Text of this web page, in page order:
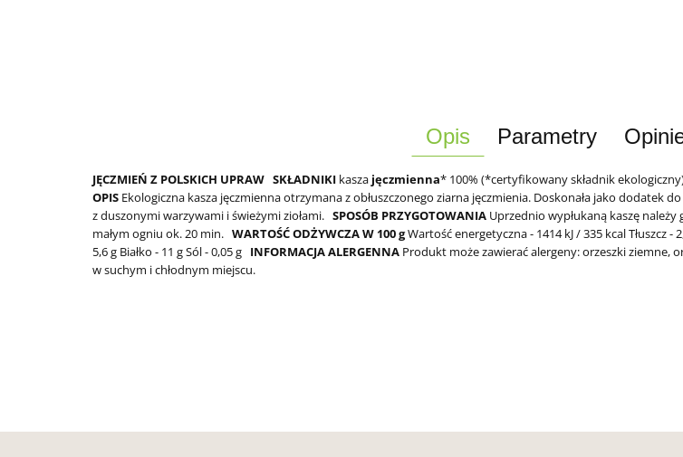
Opis Parametry
JĘCZMIEŃ Z POLSKICH UPRAW SKŁADNIKI kasza jęczmienna* 100% (*certyfikowany składnik
OPIS Ekologiczna kasza jęczmienna otrzymana z obłuszczonego ziarna jęczmienia. Doskonała jako dodatek
z duszonymi warzywami i świeżymi ziołami. SPOSÓB PRZYGOTOWANIA Uprzednio wypłukaną kaszę
małym ogniu ok. 20 min. WARTOŚĆ ODŻYWCZA W 100 gWartość energetyczna - 1414 kJ / 335 kcalTłuszcz -
5,6 g Białko - 11 gSól - 0,05 g INFORMACJA ALERGENNA Produkt może zawierać alergeny: orzeszki ziemne,
w suchym i chłodnym miejscu.